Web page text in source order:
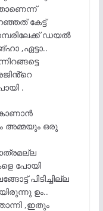
കേട്ട്
ഡയൽ
,ഏട്ടാ..
.
അമ്മയും ഒരു
പോയി
പിടിച്ചില്ല
ഉം..
,ഇതും